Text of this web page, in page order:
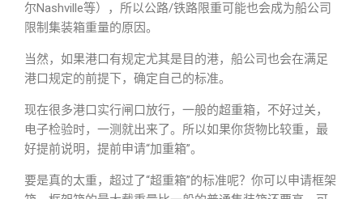
尔Nashville等），所以公路/铁路限重可能也会成为船公司
限制集装箱重量的原因。
当然，如果港口有规定尤其是目的港，船公司也会在满足
港口规定的前提下，确定自己的标准。
现在很多港口实行闸口放行，一般的超重箱，不好过关，
电子检验时，一测就出来了。所以如果你货物比较重，最
好提前说明，提前申请“加重箱”。
要是真的太重，超过了“超重箱”的标准呢？你可以申请框架